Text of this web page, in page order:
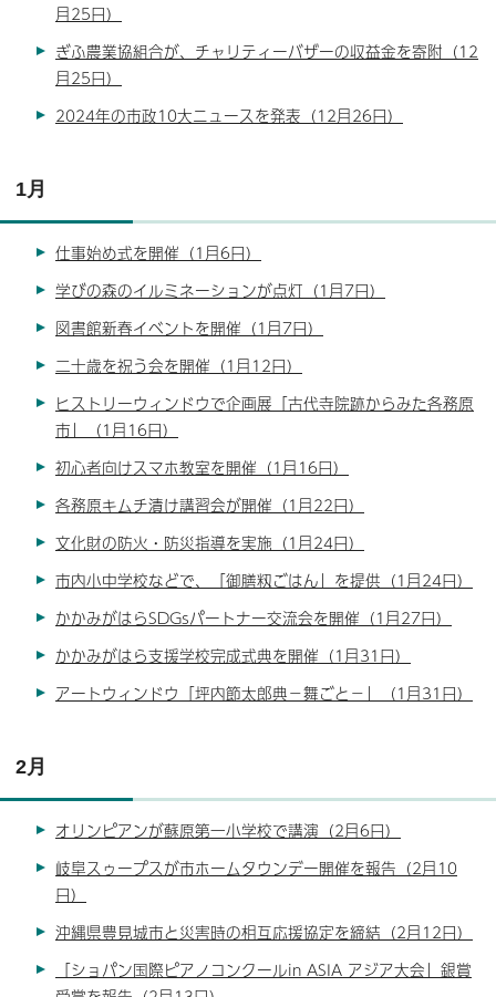
月25日）
ぎふ農業協組合が、チャリティーバザーの収益金を寄附（12
月25日）
2024年の市政10大ニュースを発表（12月26日）
1月
仕事始め式を開催（1月6日）
学びの森のイルミネーションが点灯（1月7日）
図書館新春イベントを開催（1月7日）
二十歳を祝う会を開催（1月12日）
ヒストリーウィンドウで企画展「古代寺院跡からみた各務原
市」（1月16日）
初心者向けスマホ教室を開催（1月16日）
各務原キムチ漬け講習会が開催（1月22日）
文化財の防火・防災指導を実施（1月24日）
市内小中学校などで、「御膳籾ごはん」を提供（1月24日）
かかみがはらSDGsパートナー交流会を開催（1月27日）
かかみがはら支援学校完成式典を開催（1月31日）
アートウィンドウ「坪内節太郎典－舞ごと－」（1月31日）
2月
オリンピアンが蘇原第一小学校で講演（2月6日）
岐阜スゥープスが市ホームタウンデー開催を報告（2月10
日）
沖縄県豊見城市と災害時の相互応援協定を締結（2月12日）
「ショパン国際ピアノコンクールin ASIA アジア大会」銀賞